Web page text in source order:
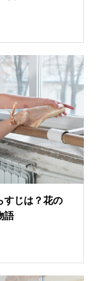
すじは？花の
語